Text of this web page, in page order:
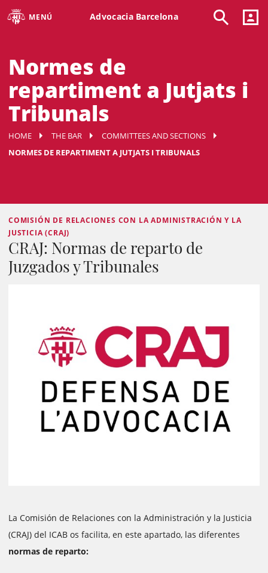
MENÚ Advocacia Barcelona
Normes de
repartiment a Jutjats i
Tribunals
HOME THE BAR
COMMITTEES AND SECTIONS
NORMES DE REPARTIMENT A JUTJATS I TRIBUNALS
COMISIÓN DE RELACIONES CON LA ADMINISTRACIÓN Y LA
JUSTICIA (CRAJ)
CRAJ: Normas de reparto de
Juzgados y Tribunales
La Comisión de Relaciones con la Administración y la Justicia
(CRAJ) del ICAB os facilita, en este apartado, las diferentes
normas de reparto: